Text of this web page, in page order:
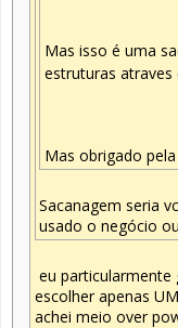
Mas isso é uma
estruturas atraves
Mas obrigado
Sacanagem seria
usado o negócio
eu
escolher apenas
achei meio over